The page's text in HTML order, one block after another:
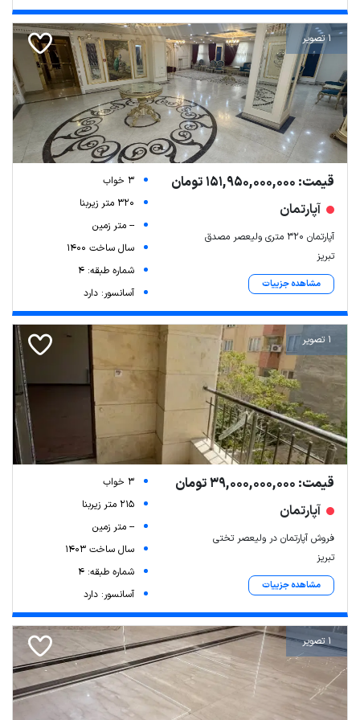
1 تصویر
قیمت: 151,950,000,000 تومان
آپارتمان
آپارتمان ۳۲۰ متری ولیعصر مصدق
تبریز
مشاهده جزییات
3 خواب
320 متر زیربنا
-- متر زمین
سال ساخت 1400
شماره طبقه: 4
آسانسور: دارد
1 تصویر
قیمت: 39,000,000,000 تومان
آپارتمان
فروش آپارتمان در ولیعصر تختی
تبریز
مشاهده جزییات
3 خواب
215 متر زیربنا
-- متر زمین
سال ساخت 1403
شماره طبقه: 4
آسانسور: دارد
1 تصویر